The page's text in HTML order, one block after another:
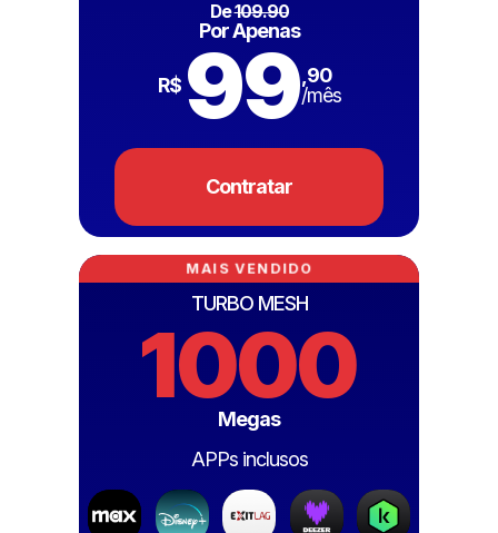
De109.90
Por Apenas
R$ 99 ,90
/mês
Contratar
MAIS VENDIDO
TURBO MESH
1000
Megas
APPs inclusos